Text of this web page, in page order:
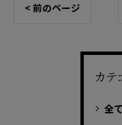
< 前のページ
カテ
全